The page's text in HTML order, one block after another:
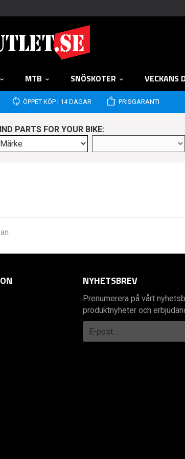
MTB SNÖSKOTER VECKANS
ÖPPET KÖP I 14 DAGAR PRISGARANTI
PARTS FOR YOUR BIKE:
NYHETSBREV
Prenumerera på vårt
produktnyheter och